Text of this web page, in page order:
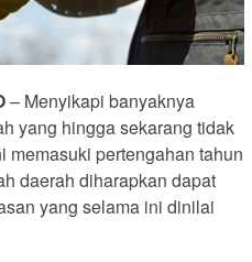
– Menyikapi banyaknya
yang hingga sekarang tidak
memasuki pertengahan tahun
daerah diharapkan dapat
yang selama ini dinilai